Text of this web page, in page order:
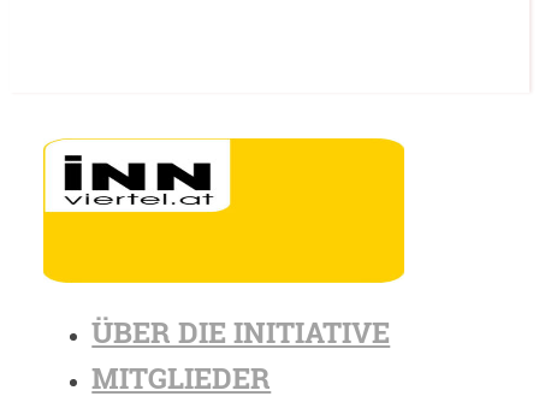
ÜBER DIE INITIATIVE
MITGLIEDER